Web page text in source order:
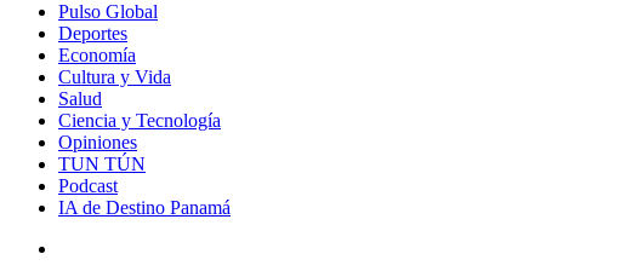
Pulso Global
Deportes
Economía
Cultura y Vida
Salud
Ciencia y Tecnología
Opiniones
TUN TÚN
Podcast
IA de Destino Panamá